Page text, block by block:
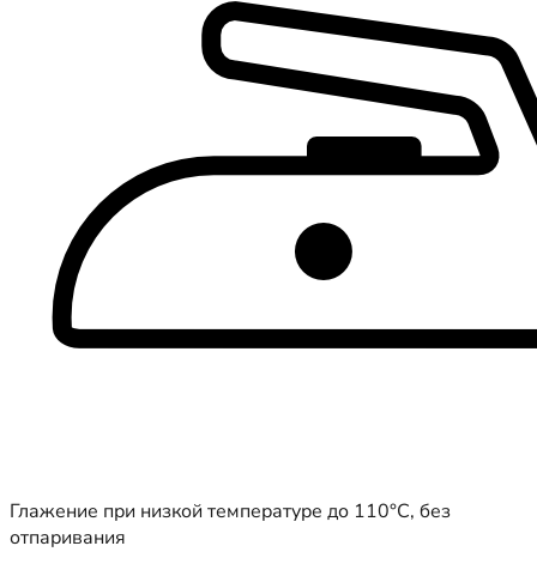
Глажение при низкой температуре до 110°C, без
отпаривания